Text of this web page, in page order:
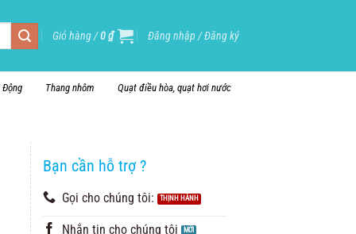
Giỏ hàng /0₫ Đăng nhập / Đăng ký
Động Thang nhôm Quạt điều hòa, quạt hơi nước
Bạn cần hỗ trợ ?
Gọi cho chúng tôi:
Nhắn tin cho chúng tôi